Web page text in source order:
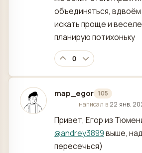
объединяться,
искать проще и
планирую потихоньку
0
map_egor 105
отредактировано
написал в 22 янв.
Привет, Егор из
@andrey3899выше,
пересечься)